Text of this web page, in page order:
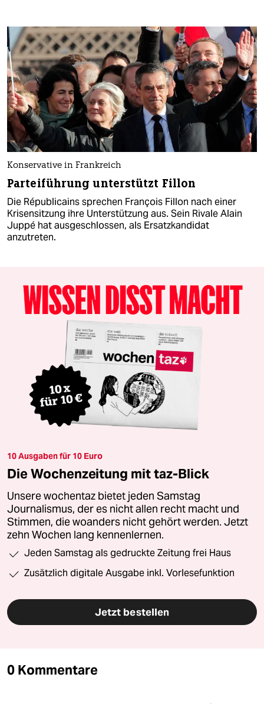
Konservative in Frankreich
Parteiführung unterstützt Fillon
Die Républicains sprechen François Fillon nach einer
Krisensitzung ihre Unterstützung aus. Sein Rivale Alain
Juppé hat ausgeschlossen, als Ersatzkandidat
anzutreten.
10 Ausgaben für 10 Euro
Die Wochenzeitung mit taz-Blick
Unsere wochentaz bietet jeden Samstag
Journalismus, der es nicht allen recht macht und
Stimmen, die woanders nicht gehört werden. Jetzt
zehn Wochen lang kennenlernen.
Jeden Samstag als gedruckte Zeitung frei Haus
Zusätzlich digitale Ausgabe inkl. Vorlesefunktion
Jetzt bestellen
0 Kommentare